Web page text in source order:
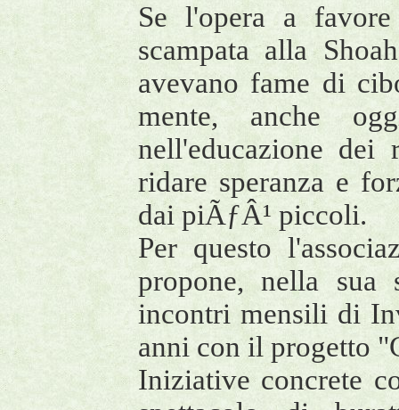
Se l'opera a
scampata alla
avevano fame di
mente, anche
nell'educazione
ridare speranza e
dai piÃƒÂ¹ piccoli.
Per questo
propone, nella
incontri mensili di
anni con il progetto
Iniziative concrete